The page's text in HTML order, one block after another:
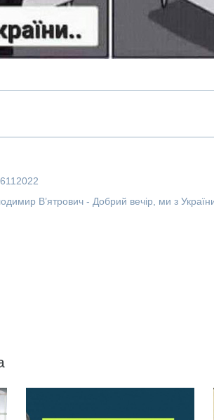
В’ятрович - Добрий вечір, ми з